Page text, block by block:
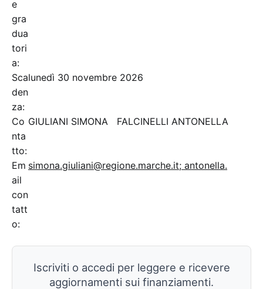
e
gra
dua
tori
a:
Sca
den
za:
lunedì 30 novembre 2026
Co
nta
tto:
GIULIANI SIMONA FALCINELLI ANTONELLA
Em
ail
con
tatt
o:
simona.giuliani@regione.marche.it; antonella.
Iscriviti o accedi per leggere e ricevere
aggiornamenti sui finanziamenti.